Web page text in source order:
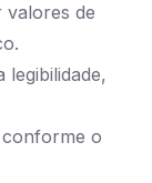
valores de
legibilidade,
o